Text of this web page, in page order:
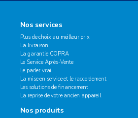
Nos services
Plus de choix au meilleur prix
La livraison
La garantie COPRA
Le Service Après-Vente
Le parler vrai
La mise en service et le raccordement
Les solutions de financement
La reprise de votre ancien appareil
Nos produits